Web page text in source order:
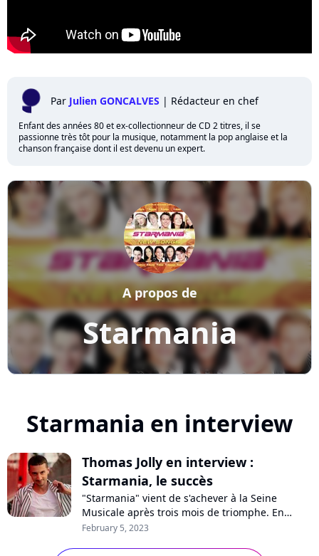
Par Julien GONCALVES | Rédacteur en chef
Enfant des années 80 et ex-collectionneur de CD 2 titres, il se
passionne très tôt pour la musique, notamment la pop anglaise et la
chanson française dont il est devenu un expert.
Starmania
A propos de
Starmania en interview
Thomas Jolly en interview :
Starmania, le succès
"Starmania" vient de s'achever à la Seine
Musicale après trois mois de triomphe. En
interview sur Purecharts, le metteur en scène
February 5, 2023